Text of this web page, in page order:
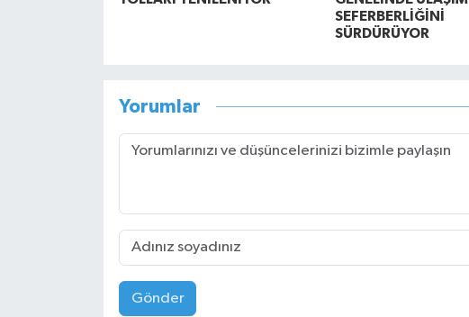
SEFERBERLİĞİNİ
SÜRDÜRÜYOR
Yorumlar
Gönder